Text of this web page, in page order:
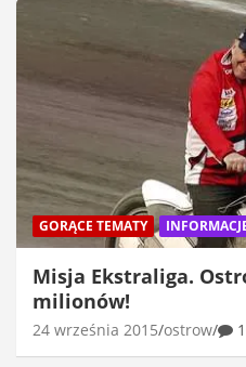
GORĄCE TEMATY
Misja Ekstraliga.
milionów!
24 września 2015 ostrow